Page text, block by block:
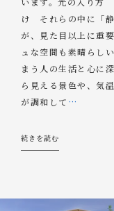
け それらの中に「
が、見た目以上に重
ュな空間も素晴らし
まう人の生活と心に
ら見える景色や、気
が調和して …
続きを読む